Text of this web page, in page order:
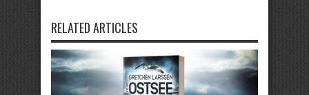
RELATED ARTICLES